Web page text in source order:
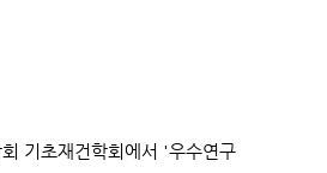
기초재건학회에서 '우수연구